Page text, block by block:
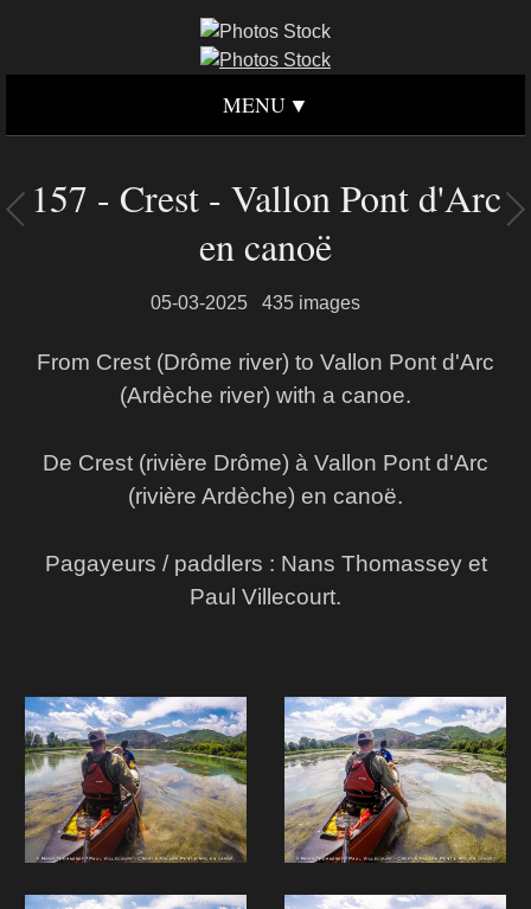
MENU
157 - Crest - Vallon Pont d'Arc
en canoë
05-03-2025 435 images
From Crest (Drôme river) to Vallon Pont d'Arc
(Ardèche river) with a canoe.
De Crest (rivière Drôme) à Vallon Pont d'Arc
(rivière Ardèche) en canoë.
Pagayeurs / paddlers : Nans Thomassey et
Paul Villecourt.